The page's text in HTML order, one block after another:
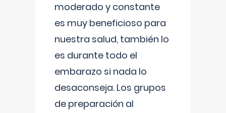
moderado y constante
es muy beneficioso para
nuestra salud, también lo
es durante todo el
embarazo si nada lo
desaconseja. Los grupos
de preparación al